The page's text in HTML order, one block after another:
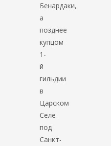
Бенардаки,
а
позднее
купцом
1-
й
гильдии
в
Царском
Селе
под
Санкт-